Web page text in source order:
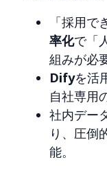
「採用で
率化で「
組みが必
Difyを活
自社専用
社内デー
り、圧倒
能。